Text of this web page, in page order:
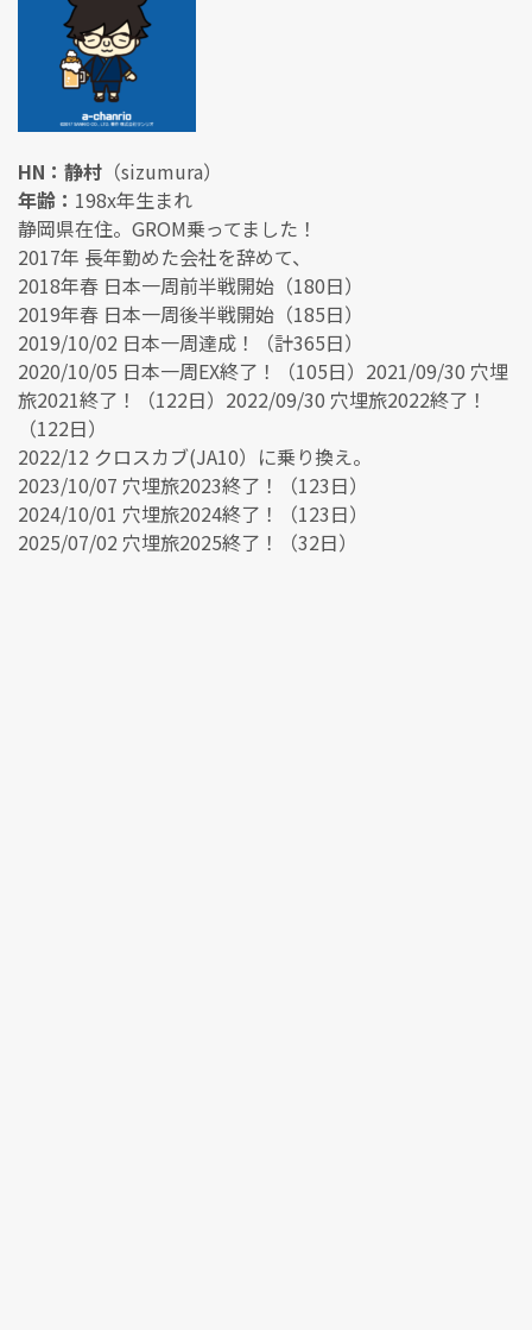
HN：静村 （sizumura）
年齢： 198x年生まれ
静岡県在住。GROM乗ってました！
2017年 長年勤めた会社を辞めて、
2018年春 日本一周前半戦開始（180日）
2019年春 日本一周後半戦開始（185日）
2019/10/02 日本一周達成！（計365日）
2020/10/05 日本一周EX終了！（105日）2021/09/30 穴埋
旅2021終了！（122日）2022/09/30 穴埋旅2022終了！
（122日）
2022/12 クロスカブ(JA10）に乗り換え。
2023/10/07 穴埋旅2023終了！（123日）
2024/10/01 穴埋旅2024終了！（123日）
2025/07/02 穴埋旅2025終了！（32日）